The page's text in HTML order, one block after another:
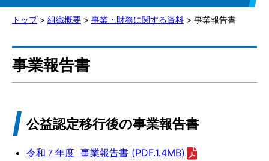
トップ> 組織概要 > 事業・財務に関する資料 > 事業報告書
事業報告書
公益認定移行後の事業報告書
令和７年度 事業報告書 (PDF.1.4MB)